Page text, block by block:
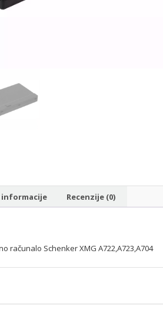
Recenzije (0)
računalo Schenker XMG A722,A723,A704